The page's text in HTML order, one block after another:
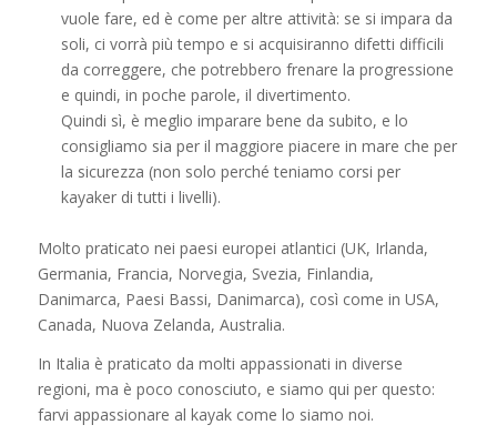
vuole fare, ed è come per altre attività: se si impara da
soli, ci vorrà più tempo e si acquisiranno difetti difficili
da correggere, che potrebbero frenare la progressione
e quindi, in poche parole, il divertimento.
Quindi sì, è meglio imparare bene da subito, e lo
consigliamo sia per il maggiore piacere in mare che per
la sicurezza (non solo perché teniamo corsi per
kayaker di tutti i livelli).
Molto praticato nei paesi europei atlantici (UK, Irlanda,
Germania, Francia, Norvegia, Svezia, Finlandia,
Danimarca, Paesi Bassi, Danimarca), così come in USA,
Canada, Nuova Zelanda, Australia.
In Italia è praticato da molti appassionati in diverse
regioni, ma è poco conosciuto, e siamo qui per questo:
farvi appassionare al kayak come lo siamo noi.